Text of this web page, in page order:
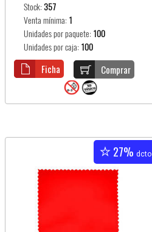
Stock: 357
Venta mínima: 1
Unidades por paquete: 100
Unidades por caja: 100
Comprar
Ficha
27% dcto